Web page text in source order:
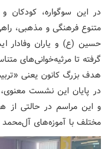
در این سوگواره، کودکان و
متنوع فرهنگی و مذهبی،
حسین (ع) و یاران وفادار
گرفته تا مرثیه‌خوانی‌های
هدف بزرگ کانون یعنی
در پایان این نشست معنوی،
و این مراسم در حالتی از
مختلف با آموزه‌های